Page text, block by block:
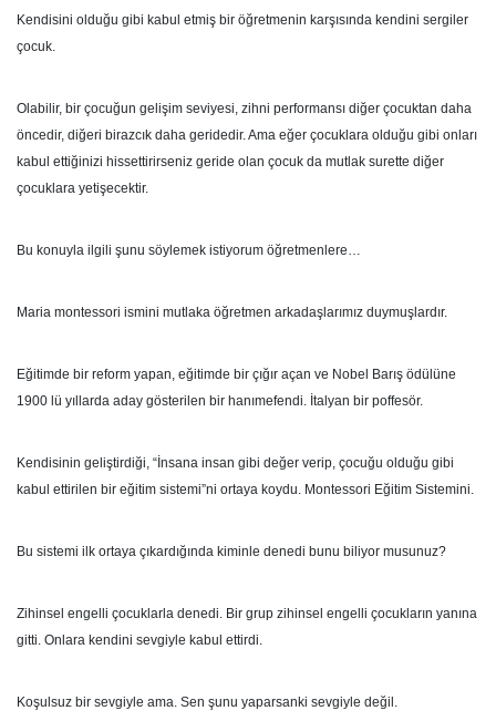
Kendisini olduğu gibi kabul etmiş bir öğretmenin karşısında kendini sergiler
çocuk.
Olabilir, bir çocuğun gelişim seviyesi, zihni performansı diğer çocuktan daha
öncedir, diğeri birazcık daha geridedir. Ama eğer çocuklara olduğu gibi onları
kabul ettiğinizi hissettirirseniz geride olan çocuk da mutlak surette diğer
çocuklara yetişecektir.
Bu konuyla ilgili şunu söylemek istiyorum öğretmenlere…
Maria montessori ismini mutlaka öğretmen arkadaşlarımız duymuşlardır.
Eğitimde bir reform yapan, eğitimde bir çığır açan ve Nobel Barış ödülüne
1900 lü yıllarda aday gösterilen bir hanımefendi. İtalyan bir poffesör.
Kendisinin geliştirdiği, “İnsana insan gibi değer verip, çocuğu olduğu gibi
kabul ettirilen bir eğitim sistemi”ni ortaya koydu. Montessori Eğitim Sistemini.
Bu sistemi ilk ortaya çıkardığında kiminle denedi bunu biliyor musunuz?
Zihinsel engelli çocuklarla denedi. Bir grup zihinsel engelli çocukların yanına
gitti. Onlara kendini sevgiyle kabul ettirdi.
Koşulsuz bir sevgiyle ama. Sen şunu yaparsanki sevgiyle değil.